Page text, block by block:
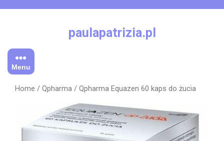
paulapatrizia.pl
Menu
Home / Qpharma / Qpharma Equazen 60 kaps do żucia